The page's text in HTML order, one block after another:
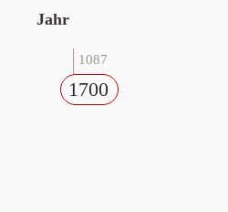
Jahr
1087
1700